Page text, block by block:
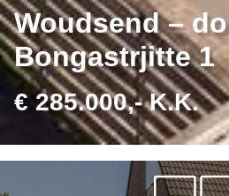
Woudsend –
Bongastrjitte 1
€ 285.000,- K.K.